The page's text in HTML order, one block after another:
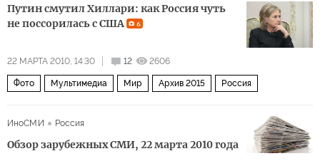
Путин смутил Хиллари: как Россия чуть
не поссорилась с США
6
22 МАРТА 2010, 14:30 12 2606
Фото Мультимедиа Мир Архив 2015 Россия
ИноСМИ Россия
Обзор зарубежных СМИ, 22 марта 2010 года